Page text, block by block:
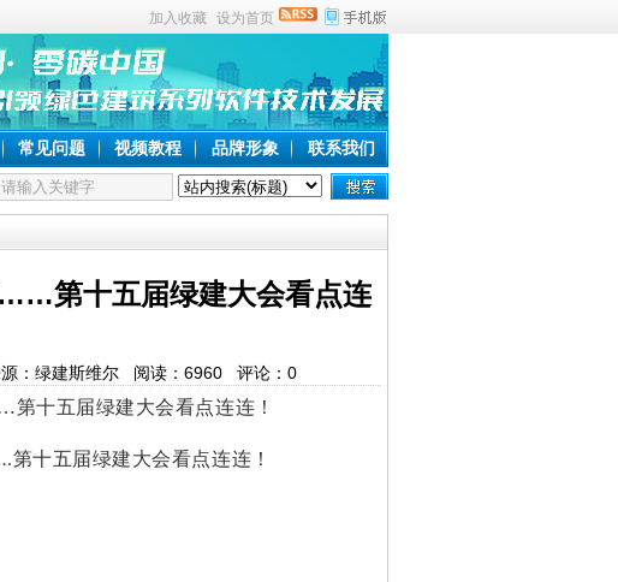
加入收藏 设为首页
常见问题 视频教程 品牌形象 联系我们
……第十五届绿建大会看点连
：绿建斯维尔 阅读： 6960评论： 0